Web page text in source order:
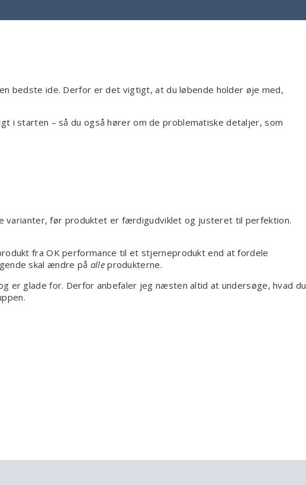
bedste ide. Derfor er det vigtigt, at du løbende holder øje med,
i starten – så du også hører om de problematiske detaljer, som
varianter, før produktet er færdigudviklet og justeret til perfektion.
fra OK performance til et stjerneprodukt end at fordele
skal ændre på alleprodukterne.
er glade for. Derfor anbefaler jeg næsten altid at undersøge, hvad du